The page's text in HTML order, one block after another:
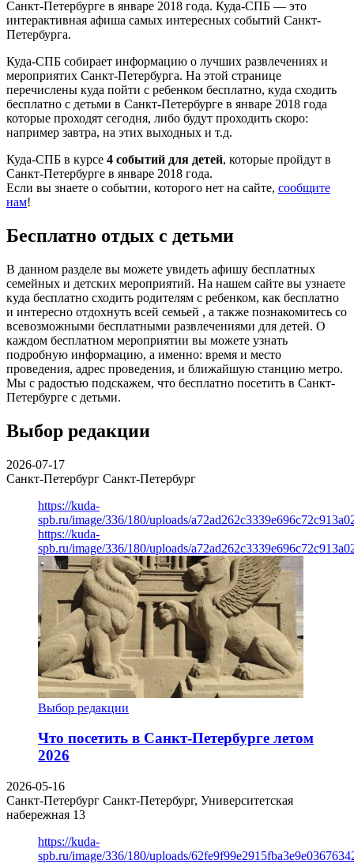
Санкт-Петербурге в январе 2018 года. Куда-СПБ — это
интерактивная афиша самых интересных событий Санкт-
Петербурга.
Куда-СПБ собирает информацию о лучших развлечениях и
мероприятих Санкт-Петербурга. На этой странице
перечислены куда пойти с ребенком бесплатно, куда сходить
бесплатно с детьми в Санкт-Петербурге в январе 2018 года
которые проходят сегодня, либо будут проходить скоро:
например завтра, на этих выходных и т.д.
Куда-СПБ в курсе 4 событий для детей, которые пройдут в
Санкт-Петербурге в январе 2018 года.
Если вы знаете о событии, которого нет на сайте, сообщите
нам!
Бесплатно отдых с детьми
В данном разделе вы можете увидеть афишу бесплатных
семейных и детских мероприятий. На нашем сайте вы узнаете
куда бесплатно сходить родителям с ребенком, как бесплатно
и интересно отдохнуть всей семьей , а также познакомитесь со
всевозможными бесплатными развлечениями для детей. О
каждом бесплатном мероприятии вы можете узнать
подробную информацию, а именно: время и место
проведения, адрес проведения, и ближайшую станцию метро.
Мы с радостью подскажем, что бесплатно посетить в Санкт-
Петербурге с детьми.
Выбор редакции
2026-07-17
Санкт-Петербург Санкт-Петербург
https://kuda-
spb.ru/image/336/180/uploads/
https://kuda-
spb.ru/image/336/180/uploads/
Выбор редакции
Что посетить в Санкт-Петербурге летом
2026
2026-05-16
Санкт-Петербург Санкт-Петербург, Университетская
набережная 13
https://kuda-
spb.ru/image/336/180/uploads/